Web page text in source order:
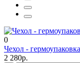
0
Чехол -
2 280р.